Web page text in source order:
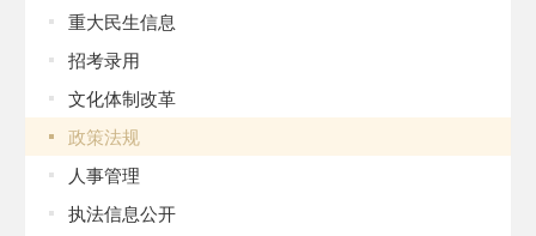
重大民生信息
招考录用
文化体制改革
政策法规
人事管理
执法信息公开